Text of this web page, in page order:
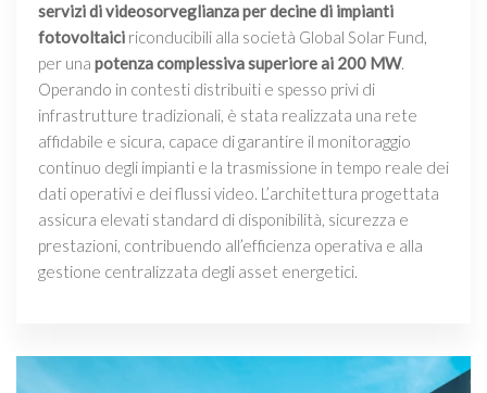
servizi di videosorveglianza per decine di impianti
fotovoltaici riconducibili alla società Global Solar Fund,
per una potenza complessiva superiore ai 200 MW.
Operando in contesti distribuiti e spesso privi di
infrastrutture tradizionali, è stata realizzata una rete
affidabile e sicura, capace di garantire il monitoraggio
continuo degli impianti e la trasmissione in tempo reale dei
dati operativi e dei flussi video. L’architettura progettata
assicura elevati standard di disponibilità, sicurezza e
prestazioni, contribuendo all’efficienza operativa e alla
gestione centralizzata degli asset energetici.